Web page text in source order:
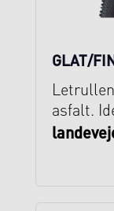
GLAT/
asfalt.